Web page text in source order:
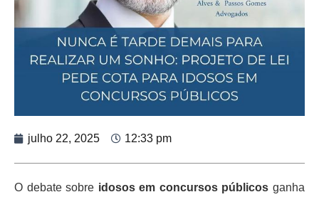
julho 22, 2025 12:33 pm
O debate sobre idosos em concursos públicos ganha